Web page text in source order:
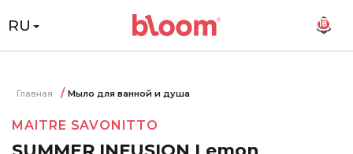
RU 18
Главная Мыло для ванной и душа
MAITRE SAVONITTO